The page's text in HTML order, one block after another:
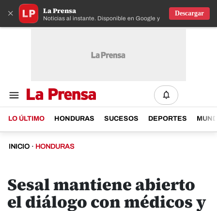
× La Prensa
Noticias al instante. Disponible en Google y IOS
Descargar
LO ÚLTIMO HONDURAS SUCESOS DEPORTES
INICIO · HONDURAS
Sesal mantiene abierto
el diálogo con médicos y